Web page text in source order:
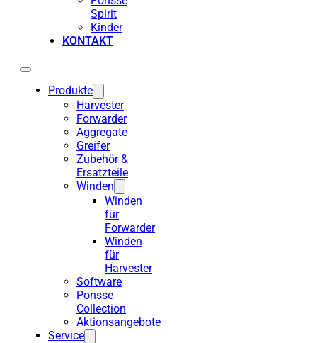
Spirit
Kinder
KONTAKT
Produkte
Harvester
Forwarder
Aggregate
Greifer
Zubehör &
Ersatzteile
Winden
Winden
für
Forwarder
Winden
für
Harvester
Software
Ponsse
Collection
Aktionsangebote
Service